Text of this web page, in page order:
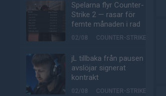
Spelarna flyr Counter-
Strike 2 — rasar för
femte månaden i rad
02/08 COUNTER-STRIKE
jL tillbaka från pausen –
avslöjar signerat
kontrakt
02/08 COUNTER-STRIKE